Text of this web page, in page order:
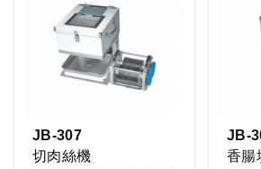
JB-307
切肉絲機
JB-
香腸